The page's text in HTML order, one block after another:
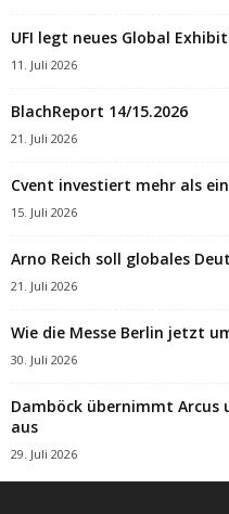
UFI legt neues Global
11. Juli 2026
BlachReport 14/15.2026
21. Juli 2026
Cvent investiert mehr als
15. Juli 2026
Arno Reich soll globales
21. Juli 2026
Wie die Messe Berlin jetzt
30. Juli 2026
Damböck übernimmt Arcus
aus
29. Juli 2026